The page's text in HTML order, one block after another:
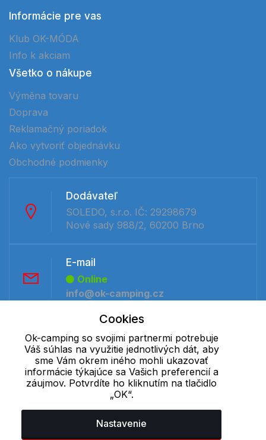
Informácie pre vas
Klub OK-MÓDA
Info k akciam
Všetko o nákupe
Výměna tovaru
Doprava
Reklamačný poriadok
Ako vytvoriť objednávku
Obchodné podmienky
Dodávateľ
SOLEDO, s.r.o. IČ: 29298679
Nové sady 988/2, 60200 Brno
E-mail
Online
info@ok-camping.cz
Offline
+421 277 270 091
Cookie - podrobné nastavenie| Ďalšie informácie
osobných údajov
Cookies
Ok-camping so svojimi partnermi potrebuje
Váš súhlas na využitie jednotlivých dát, aby
sme Vám okrem iného mohli ukazovať
informácie týkajúce sa Vašich preferencií a
záujmov. Potvrdíte ho kliknutím na tlačidlo
„OK“.
Nastavenie